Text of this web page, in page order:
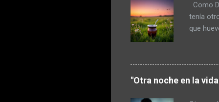
Como
tenía
que
maza.
pensó
había
hecho
"Otra noche en la